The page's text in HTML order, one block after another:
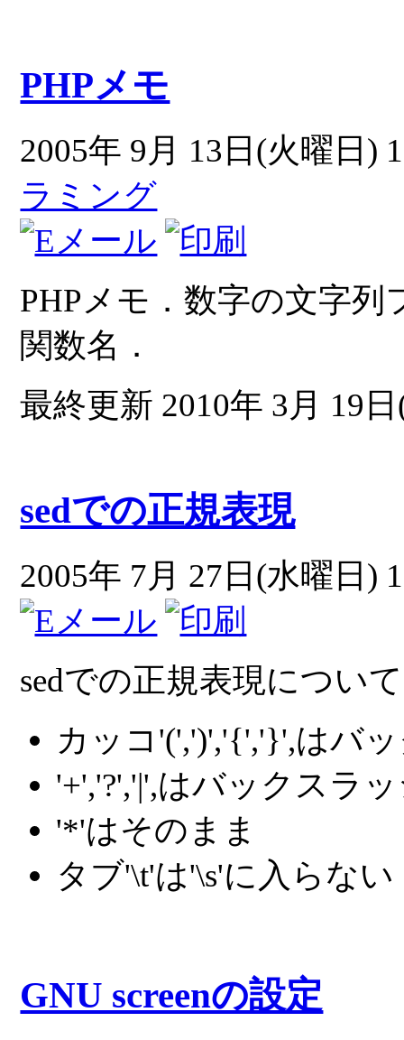
PHPメモ
2005年 9月 13日(火曜日)
ラミング
PHPメモ．数字の文字
関数名．
最終更新 2010年 3月 19
sedでの正規表現
2005年 7月 27日(水曜日)
sedでの正規表現につい
カッコ'(',')','{','}',はバ
'+','?','|',はバックスラ
'*'はそのまま
タブ'\t'は'\s'に入らない
GNU screenの設定